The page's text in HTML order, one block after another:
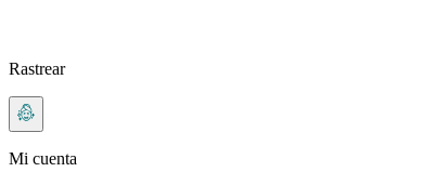
Rastrear
Mi cuenta